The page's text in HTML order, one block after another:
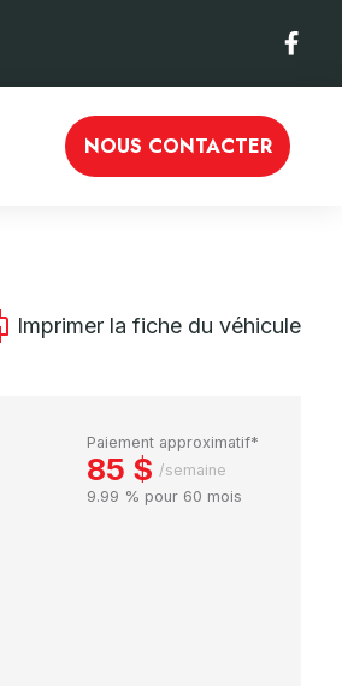
NOUS CONTACTER
Imprimer la fiche du véhicule
Paiement approximatif*
85 $ /semaine
9.99 % pour 60 mois